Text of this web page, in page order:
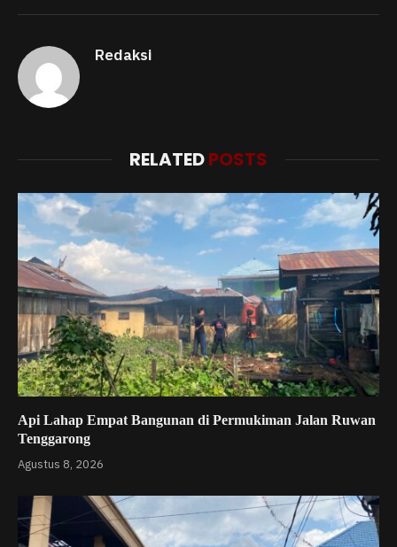
Redaksi
RELATEDPOSTS
Api Lahap Empat Bangunan di Permukiman Jalan Ruwan
Tenggarong
Agustus 8, 2026